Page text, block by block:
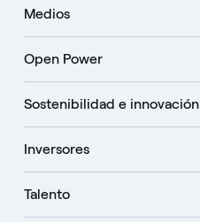
Medios
Open Power
Sostenibilidad e innovación
Inversores
Talento